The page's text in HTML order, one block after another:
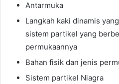
Antarmuka
Langkah kaki dinamis
sistem partikel yang
permukaannya
Bahan fisik dan jenis
Sistem partikel Niagra